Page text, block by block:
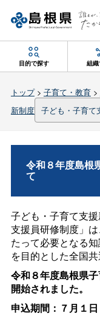
目的で探す 組
トップ> 子育て・教育>
新制度 子ども・子育て
令和８年度島根
て
子ども・子育て支
支援員研修制度」
たって必要となる
を目的とした全国共
令和８年度島根県
開始されました。
申込期間：７月１